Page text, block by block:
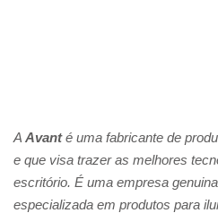
A Avanté uma fabricante de
e que visa trazer as melhores
escritório. É uma empresa
especializada em produtos para